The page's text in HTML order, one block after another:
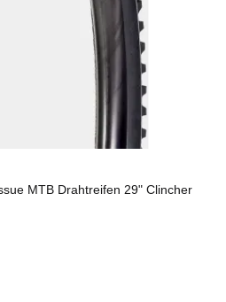
MTB Drahtreifen 29" Clincher